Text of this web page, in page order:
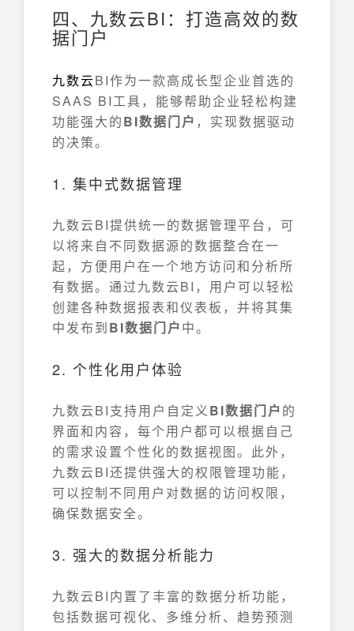
四、九数云BI：打造高效的数
据门户
九数云BI作为一款高成长型企业首选的
SAAS BI工具，能够帮助企业轻松构建
功能强大的BI数据门户 ，实现数据驱动
的决策。
1. 集中式数据管理
九数云BI提供统一的数据管理平台，可
以将来自不同数据源的数据整合在一
起，方便用户在一个地方访问和分析所
有数据。通过九数云BI，用户可以轻松
创建各种数据报表和仪表板，并将其集
中发布到BI数据门户中。
2. 个性化用户体验
九数云BI支持用户自定义BI数据门户的
界面和内容，每个用户都可以根据自己
的需求设置个性化的数据视图。此外，
九数云BI还提供强大的权限管理功能，
可以控制不同用户对数据的访问权限，
确保数据安全。
3. 强大的数据分析能力
九数云BI内置了丰富的数据分析功能，
包括数据可视化、多维分析、趋势预测